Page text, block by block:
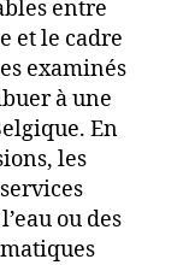
entre
et le cadre
examinés
à une
En
les
ou des